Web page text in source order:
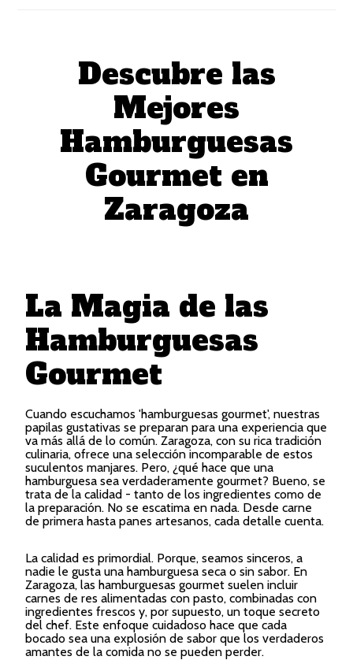
Descubre las
Mejores
Hamburguesas
Gourmet en
Zaragoza
La Magia de las
Hamburguesas
Gourmet
Cuando escuchamos 'hamburguesas gourmet', nuestras
papilas gustativas se preparan para una experiencia que
va más allá de lo común. Zaragoza, con su rica tradición
culinaria, ofrece una selección incomparable de estos
suculentos manjares. Pero, ¿qué hace que una
hamburguesa sea verdaderamente gourmet? Bueno, se
trata de la calidad - tanto de los ingredientes como de
la preparación. No se escatima en nada. Desde carne
de primera hasta panes artesanos, cada detalle cuenta.
La calidad es primordial. Porque, seamos sinceros, a
nadie le gusta una hamburguesa seca o sin sabor. En
Zaragoza, las hamburguesas gourmet suelen incluir
carnes de res alimentadas con pasto, combinadas con
ingredientes frescos y, por supuesto, un toque secreto
del chef. Este enfoque cuidadoso hace que cada
bocado sea una explosión de sabor que los verdaderos
amantes de la comida no se pueden perder.